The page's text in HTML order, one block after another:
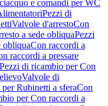
e comandi per WC
Pezzi di
Valvole d'arrestoCon
a sede obliquaPezzi
obliquaCon raccordi a
raccordi a pressare
Pezzi di ricambio per Con
Valvole di
Rubinetti a sferaCon
per Con raccordi a